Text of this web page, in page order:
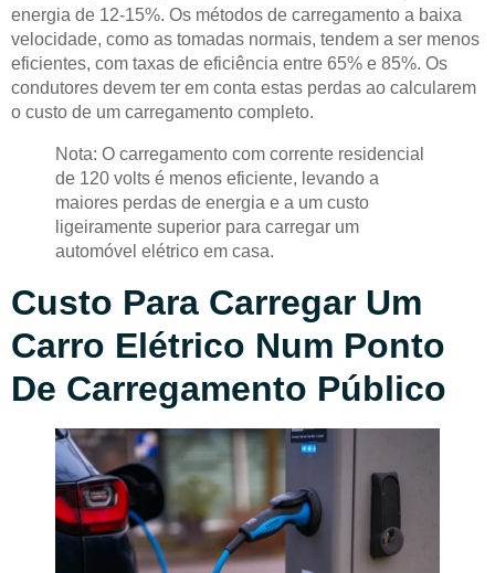
energia de 12-15%. Os métodos de carregamento a baixa
velocidade, como as tomadas normais, tendem a ser menos
eficientes, com taxas de eficiência entre 65% e 85%. Os
condutores devem ter em conta estas perdas ao calcularem
o custo de um carregamento completo.
Nota: O carregamento com corrente residencial
de 120 volts é menos eficiente, levando a
maiores perdas de energia e a um custo
ligeiramente superior para carregar um
automóvel elétrico em casa.
Custo Para Carregar Um
Carro Elétrico Num Ponto
De Carregamento Público